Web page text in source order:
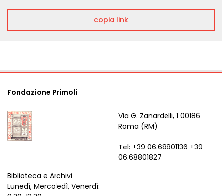
copia link
Fondazione Primoli
Via G. Zanardelli, 1 00186
Roma (RM)
Tel: +39 06.68801136 +39
06.68801827
Biblioteca e Archivi
Lunedì, Mercoledì, Venerdì: